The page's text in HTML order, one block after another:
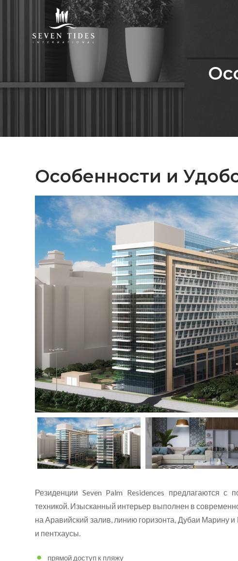
Особенности и
Резиденции Seven Palm Residences предлагаются с
техникой. Изысканный интерьер выполнен в
на Аравийский залив, линию горизонта, Дубаи Марину
и пентхаусы.
прямой доступ к пляжу